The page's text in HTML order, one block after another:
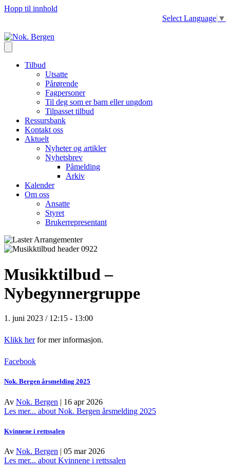
Hopp til innhold
Select Language ▼
Tilbud
Utsatte
Pårørende
Fagpersoner
Til deg som er barn eller ungdom
Tilpasset tilbud
Ressursbank
Kontakt oss
Aktuelt
Nyheter og artikler
Nyhetsbrev
Påmelding
Arkiv
Kalender
Om oss
Ansatte
Styret
Brukerrepresentant
Musikktilbud –
Nybegynnergruppe
1. juni 2023 / 12:15 - 13:00
Klikk herfor mer informasjon.
Facebook
Nok. Bergen årsmelding 2025
Av Nok. Bergen | 16 apr 2026
Les mer... about Nok. Bergen årsmelding 2025
Kvinnene i rettssalen
Av Nok. Bergen | 05 mar 2026
Les mer... about Kvinnene i rettssalen